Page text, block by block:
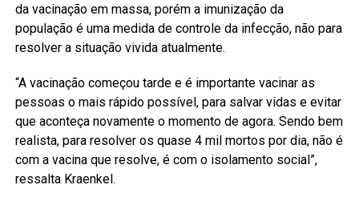
da vacinação em massa, porém a imunização da
população é uma medida de controle da infecção, não para
resolver a situação vivida atualmente.
“A vacinação começou tarde e é importante vacinar as
pessoas o mais rápido possível, para salvar vidas e evitar
que aconteça novamente o momento de agora. Sendo bem
realista, para resolver os quase 4 mil mortos por dia, não é
com a vacina que resolve, é com o isolamento social”,
ressalta Kraenkel.